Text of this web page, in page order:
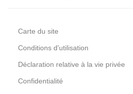
Carte du site
Conditions d'utilisation
Déclaration relative à la vie privée
Confidentialité